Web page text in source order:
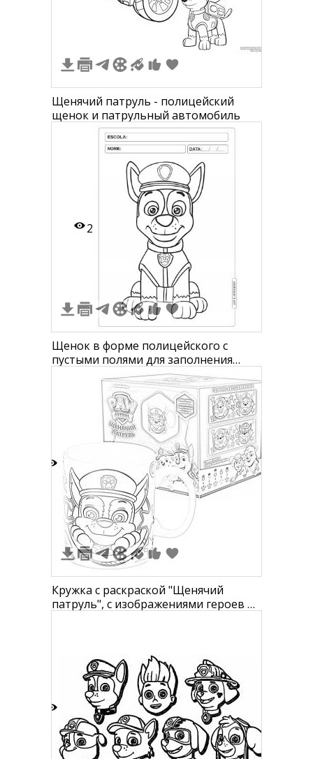
Щенячий патруль - полицейский
щенок и патрульный автомобиль
2
Щенок в форме полицейского с
пустыми полями для заполнения
"ESCOLA", "NAME" и "DATA"
Кружка с раскраской "Щенячий
патруль", с изображениями героев и